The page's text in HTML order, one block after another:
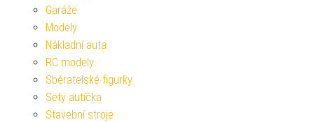
Garáže
Modely
Nákladní auta
RC modely
Sběratelské figurky
Sety autíčka
Stavební stroje